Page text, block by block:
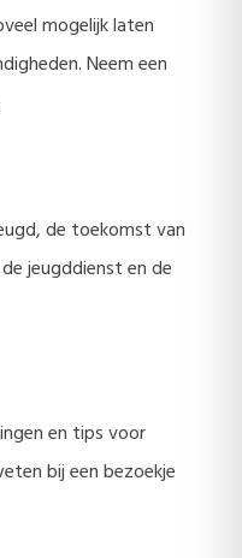
mogelijk laten
Neem een
de toekomst van
jeugddienst en de
en tips voor
bij een bezoekje